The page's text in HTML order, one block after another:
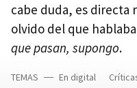
cabe duda, es directa
olvido del que
que pasan, supongo.
TEMAS En digital